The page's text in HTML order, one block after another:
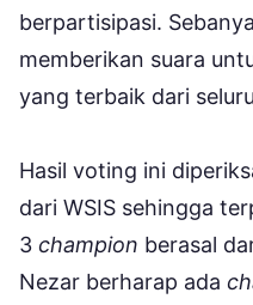
berpartisipasi.
memberikan suara
yang terbaik dari
Hasil voting ini
dari WSIS sehingga
3 champion berasal
Nezar berharap ada